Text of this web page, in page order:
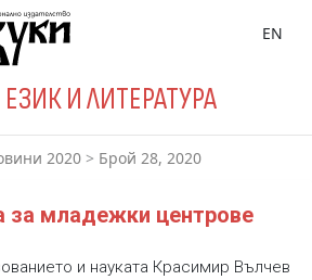
И ЛИТЕРАТУРА
EN
2020 > Брой 28, 2020
за младежки центрове
и науката Красимир Вълчев